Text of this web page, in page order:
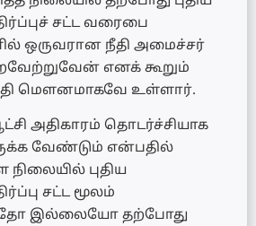
சட்ட வரைபை
ஒருவரான நீதி அமைச்சர்
எனக் கூறும்
மௌனமாகவே உள்ளார்.
அதிகாரம் தொடர்ச்சியாக
வேண்டும் என்பதில்
புதிய
சட்ட மூலம்
இல்லையோ தற்போது